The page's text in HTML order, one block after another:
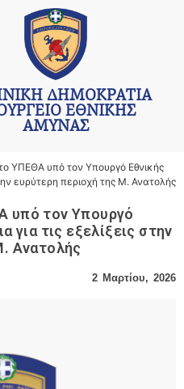
ΔΗΜΟΚΡΑΤΙΑ
ΕΘΝΙΚΗΣ
ΑΜΥΝΑΣ
ΥΠΕΘΑ υπό τον Υπουργό Εθνικής
ευρύτερη περιοχή της Μ. Ανατολής
υπό τον Υπουργό
για τις εξελίξεις στην
Ανατολής
2 Μαρτίου, 2026